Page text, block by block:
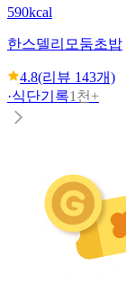
590kcal
한스델리 모둠초밥
4.8(리뷰 143개)
·식단기록1천+